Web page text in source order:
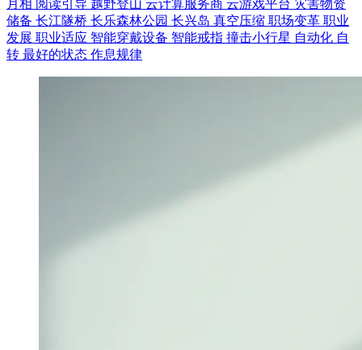
月相 阅读引导 越野登山 云计算服务商 云游戏平台 灾害物资
储备 长江隧桥 长乐森林公园 长兴岛 真空压缩 职场变革 职业
发展 职业适应 智能穿戴设备 智能戒指 撞击小行星 自动化 自
转 最好的状态 作息规律